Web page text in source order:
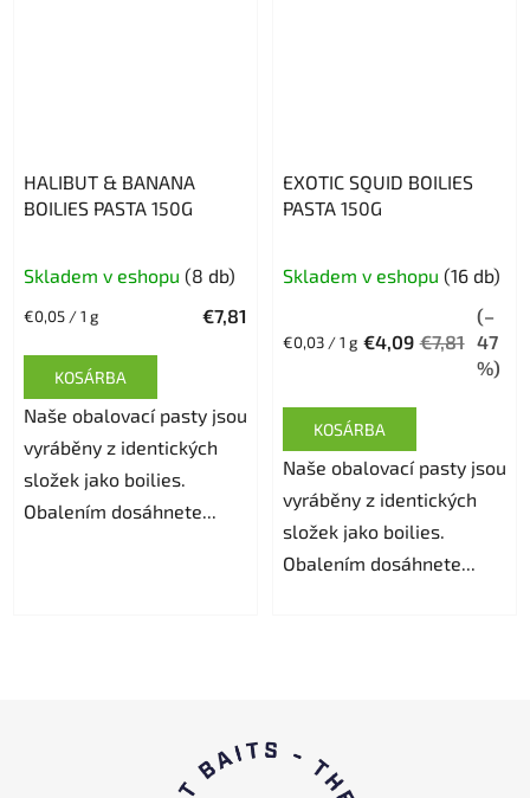
HALIBUT & BANANA
BOILIES PASTA 150G
termék
értékelése
ből
5,0
csillag.
Skladem v eshopu (8 db)
€7,81
Egységár:
€0,05 / 1 g
KOSÁRBA
Naše obalovací pasty jsou
vyráběny z identických
složek jako boilies.
Obalením dosáhnete...
EXOTIC SQUID BOILIES
PASTA 150G
termék
értékelése
ből
5,0
csillag.
Skladem v eshopu (16 db)
€4,09 €7,81
(–
47
%)
Egységár:
€0,03 / 1 g
KOSÁRBA
Naše obalovací pasty jsou
vyráběny z identických
složek jako boilies.
Obalením dosáhnete...